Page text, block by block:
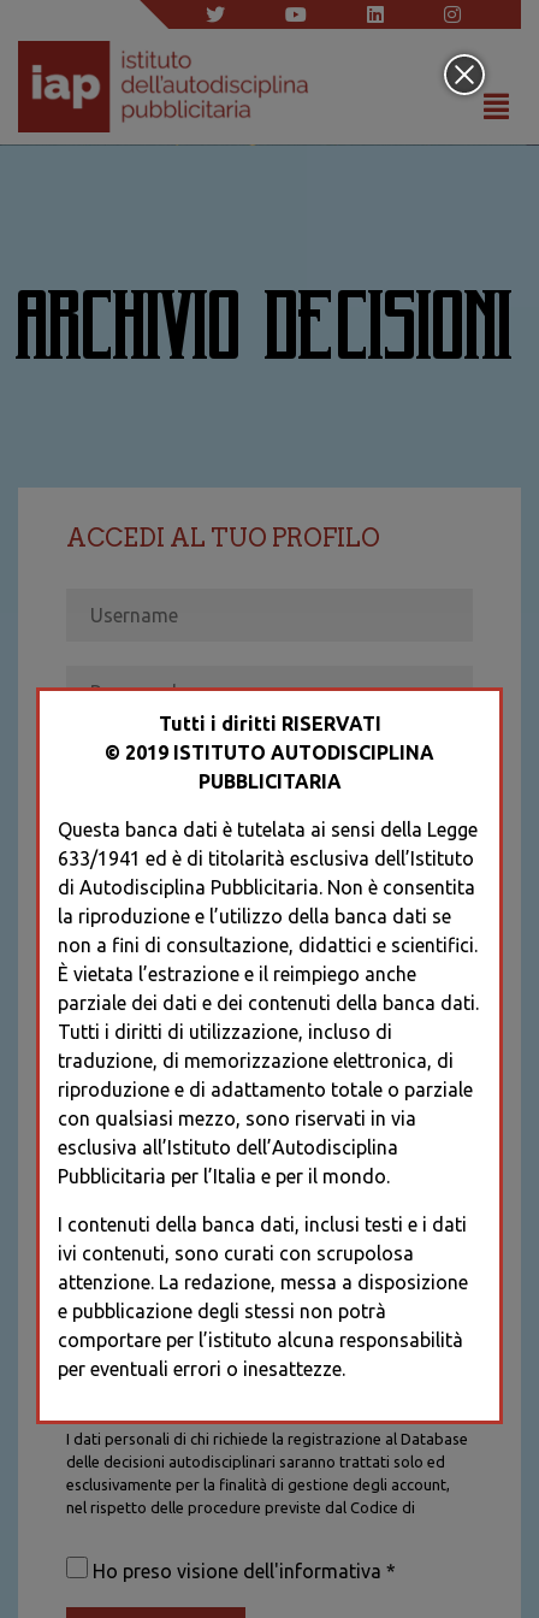
ARCHIVIO DECISIONI
ACCEDI AL TUO PROFILO
Recupera password
REGISTRATI
* I CAMPI CONTRASSEGNATI SONO
OBBLIGATORI
I dati personali di chi richiede la registrazione al Database
delle decisioni autodisciplinari saranno trattati solo ed
esclusivamente per la finalità di gestione degli account,
nel rispetto delle procedure previste dal Codice di
saranno trattati con tutte le cautele richieste dalla legge e
saranno conservati per la durata stabilita caso per caso
Ho preso visione dell'informativa *
Tutti i diritti RISERVATI
© 2019 ISTITUTO AUTODISCIPLINA
PUBBLICITARIA
Questa banca dati è tutelata ai sensi della Legge
633/1941 ed è di titolarità esclusiva dell’Istituto
di Autodisciplina Pubblicitaria. Non è consentita
la riproduzione e l’utilizzo della banca dati se
non a fini di consultazione, didattici e scientifici.
È vietata l’estrazione e il reimpiego anche
parziale dei dati e dei contenuti della banca dati.
Tutti i diritti di utilizzazione, incluso di
traduzione, di memorizzazione elettronica, di
riproduzione e di adattamento totale o parziale
con qualsiasi mezzo, sono riservati in via
esclusiva all’Istituto dell’Autodisciplina
Pubblicitaria per l’Italia e per il mondo.
I contenuti della banca dati, inclusi testi e i dati
ivi contenuti, sono curati con scrupolosa
attenzione. La redazione, messa a disposizione
e pubblicazione degli stessi non potrà
comportare per l’istituto alcuna responsabilità
per eventuali errori o inesattezze.